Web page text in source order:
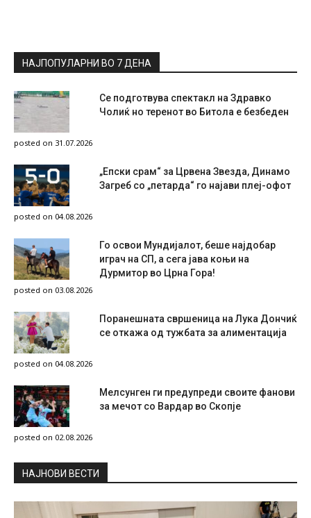
НАЈПОПУЛАРНИ ВО 7 ДЕНА
Се подготвува спектакл на Здравко
Чолиќ но теренот во Битола е безбеден
posted on 31.07.2026
„Епски срам“ за Црвена Звезда, Динамо
Загреб со „петарда“ го најави плеј-офот
posted on 04.08.2026
Го освои Мундијалот, беше најдобар
играч на СП, а сега јава коњи на
Дурмитор во Црна Гора!
posted on 03.08.2026
Поранешната свршеница на Лука Дончиќ
се откажа од тужбата за алиментација
posted on 04.08.2026
Мелсунген ги предупреди своите фанови
за мечот со Вардар во Скопје
posted on 02.08.2026
НAЈНОВИ ВЕСТИ